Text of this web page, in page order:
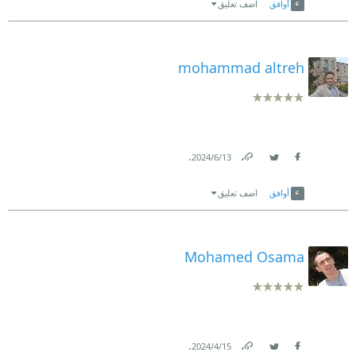
أوافق اضف تعليق
mohammad altreh
13‏/6‏/2024
.
أوافق اضف تعليق
Mohamed Osama
15‏/4‏/2024
.